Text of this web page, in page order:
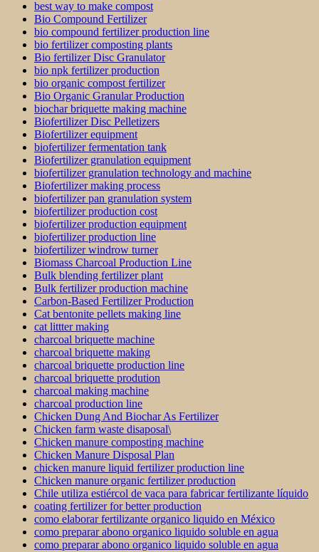
best way to make compost
Bio Compound Fertilizer
bio compound fertilizer production line
bio fertilizer composting plants
Bio fertilizer Disc Granulator
bio npk fertilizer production
bio organic compost fertilizer
Bio Organic Granular Production
biochar briquette making machine
Biofertilizer Disc Pelletizers
Biofertilizer equipment
biofertilizer fermentation tank
Biofertilizer granulation equipment
biofertilizer granulation technology and machine
Biofertilizer making process
biofertilizer pan granulation system
biofertilizer production cost
biofertilizer production equipment
biofertilizer production line
biofertilizer windrow turner
Biomass Charcoal Production Line
Bulk blending fertilizer plant
Bulk fertilizer production machine
Carbon-Based Fertilizer Production
Cat bentonite pellets making line
cat littter making
charcoal briquette machine
charcoal briquette making
charcoal briquette production line
charcoal briquette prodution
charcoal making machine
charcoal production line
Chicken Dung And Biochar As Fertilizer
Chicken farm waste disaposal\
Chicken manure composting machine
Chicken Manure Disposal Plan
chicken manure liquid fertilizer production line
Chicken manure organic fertilizer production
Chile utiliza estiércol de vaca para fabricar fertilizante líquido
coating fertilizer for better production
como elaborar fertilizante organico liquido en México
como preparar abono organico liquido soluble en agua
como preparar abono organico liquido soluble en agua